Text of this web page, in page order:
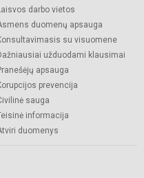
darbo vietos
duomenų apsauga
su visuomene
užduodami klausimai
apsauga
prevencija
sauga
informacija
duomenys